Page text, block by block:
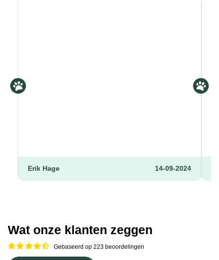
Erik Hage 14-09-2024
Wat onze klanten zeggen
Gebaseerd op 223 beoordelingen